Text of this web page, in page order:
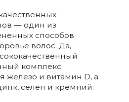
— один из
способов
волос. Да,
комплекс
железо и витамин D, а
селен и кремний.